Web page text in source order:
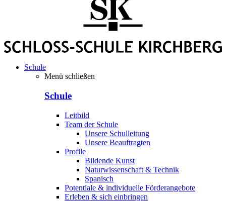
Schule
Menü schließen
Schule
Leitbild
Team der Schule
Unsere Schulleitung
Unsere Beauftragten
Profile
Bildende Kunst
Naturwissenschaft & Technik
Spanisch
Potentiale & individuelle Förderangebote
Erleben & sich einbringen